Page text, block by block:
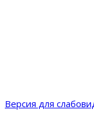
Версия для